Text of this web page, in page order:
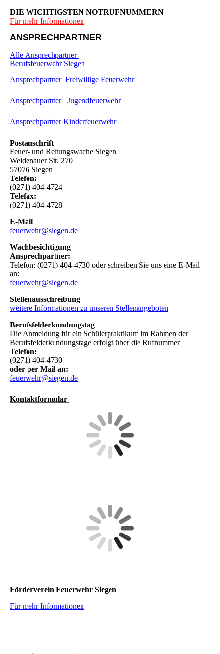
DIE WICHTIGSTEN NOTRUFNUMMERN
Für mehr Informationen
ANSPRECHPARTNER
Alle Ansprechpartner
Berufsfeuerwehr Siegen
Ansprechpartner Freiwillige Feuerwehr
Ansprechpartner Jugendfeuerwehr
Ansprechpartner Kinderfeuerwehr
Postanschrift
Feuer- und Rettungswache Siegen
Weidenauer Str. 270
57076 Siegen
Telefon:
(0271) 404-4724
Telefax:
(0271) 404-4728
E-Mail
feuerwehr@siegen.de
Wachbesichtigung
Ansprechpartner:
Telefon: (0271) 404-4730 oder schreiben Sie uns eine E-Mail
an:
feuerwehr@siegen.de
Stellenausschreibung
weitere Informationen zu unseren Stellenangeboten
Berufsfelderkundungstag
Die Anmeldung für ein Schülerpraktikum im Rahmen der
Berufsfelderkundungstage erfolgt über die Rufnummer
Telefon:
(0271) 404-4730
oder per Mail an:
feuerwehr@siegen.de
Kontaktformular
Förderverein Feuerwehr Siegen
Für mehr Informationen